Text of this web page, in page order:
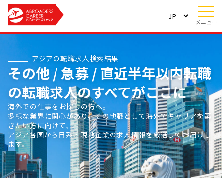
メニュー
アジアの転職求人検索結果
その他 / 急募 / 直近半年以内転職
の転職求人のすべてがここに
海外での仕事をお探しの方へ。
多様な業界に関心があり、その他職として海外でキャリアを築
きたい方に向けて、
アジア各国から日系・現地企業の求人情報を厳選してお届けし
ます。